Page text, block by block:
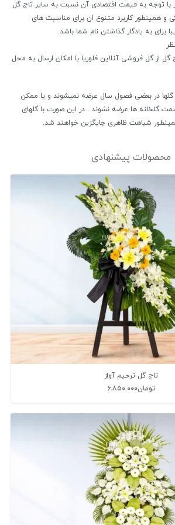
با توجه به قیمت اقتصادی آن نسبت به سایر تاج گل
و همینطور کاربرد متنوع ان برای مناسبت های
برای به یادگار گذاشتن نام شما باشد.
از گل فروشی آنلاین فلوریا با امکان ارسال به محل
گلها در بعضی فصول سال عرضه نمیشوند و یا ممکن
گلخانه ها عرضه نشوند . در این صورت با گلهای
شباهت ظاهری جایگزین خواهند شد.
محصولات پیشنهادی
تاج گل ترحیم آواز
تومان۶.۸۵۰.۰۰۰